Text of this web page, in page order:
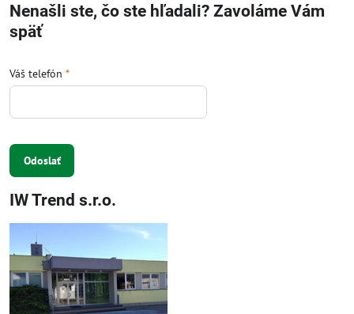
Nenašli ste, čo ste hľadali? Zavoláme Vám
späť
Váš telefón *
Odoslať
IW Trend s.r.o.